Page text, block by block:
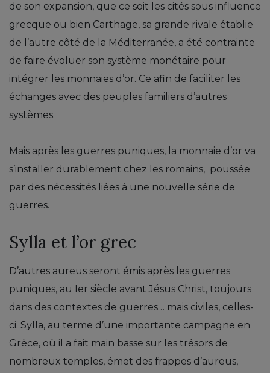
de son expansion, que ce soit les cités sous influence
grecque ou bien Carthage, sa grande rivale établie
de l’autre côté de la Méditerranée, a été contrainte
de faire évoluer son système monétaire pour
intégrer les monnaies d’or. Ce afin de faciliter les
échanges avec des peuples familiers d’autres
systèmes.
Mais après les guerres puniques, la monnaie d’or va
s’installer durablement chez les romains, poussée
par des nécessités liées à une nouvelle série de
guerres.
Sylla et l’or grec
D’autres aureus seront émis après les guerres
puniques, au Ier siècle avant Jésus Christ, toujours
dans des contextes de guerres… mais civiles, celles-
ci. Sylla, au terme d’une importante campagne en
Grèce, où il a fait main basse sur les trésors de
nombreux temples, émet des frappes d’aureus,